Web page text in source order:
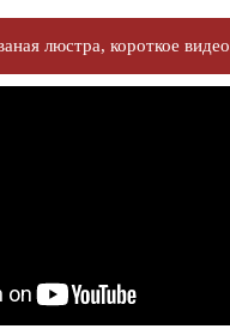
люстра, короткое видео